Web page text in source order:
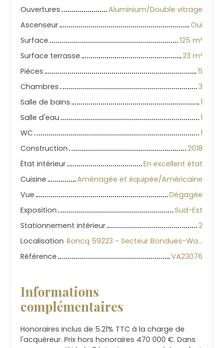
Ouvertures
Aluminium/Double vitrage
Ascenseur
Oui
Surface
125 m²
Surface terrasse
23 m²
Pièces
5
Chambres
3
Salle de bains
1
Salle d'eau
1
WC
1
Construction
2018
État intérieur
En excellent état
Cuisine
Aménagée et équipée/Américaine
Vue
Dégagée
Exposition
Sud-Est
Stationnement intérieur
2
Localisation
Roncq 59223 - Secteur Bondues-Wambr-Roncq
Référence
VA23076
Informations
complémentaires
Honoraires inclus de 5.21% TTC à la charge de
l'acquéreur. Prix hors honoraires 470 000 €. Dans